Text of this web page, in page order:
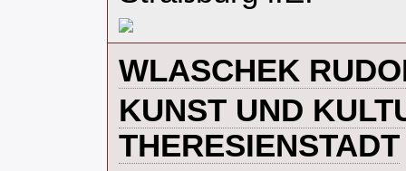
‎WLASCHEK
‎KUNST UND
THERESIENSTADT‎